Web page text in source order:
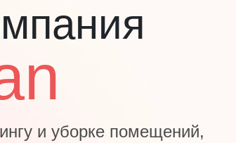
и уборке помещений,